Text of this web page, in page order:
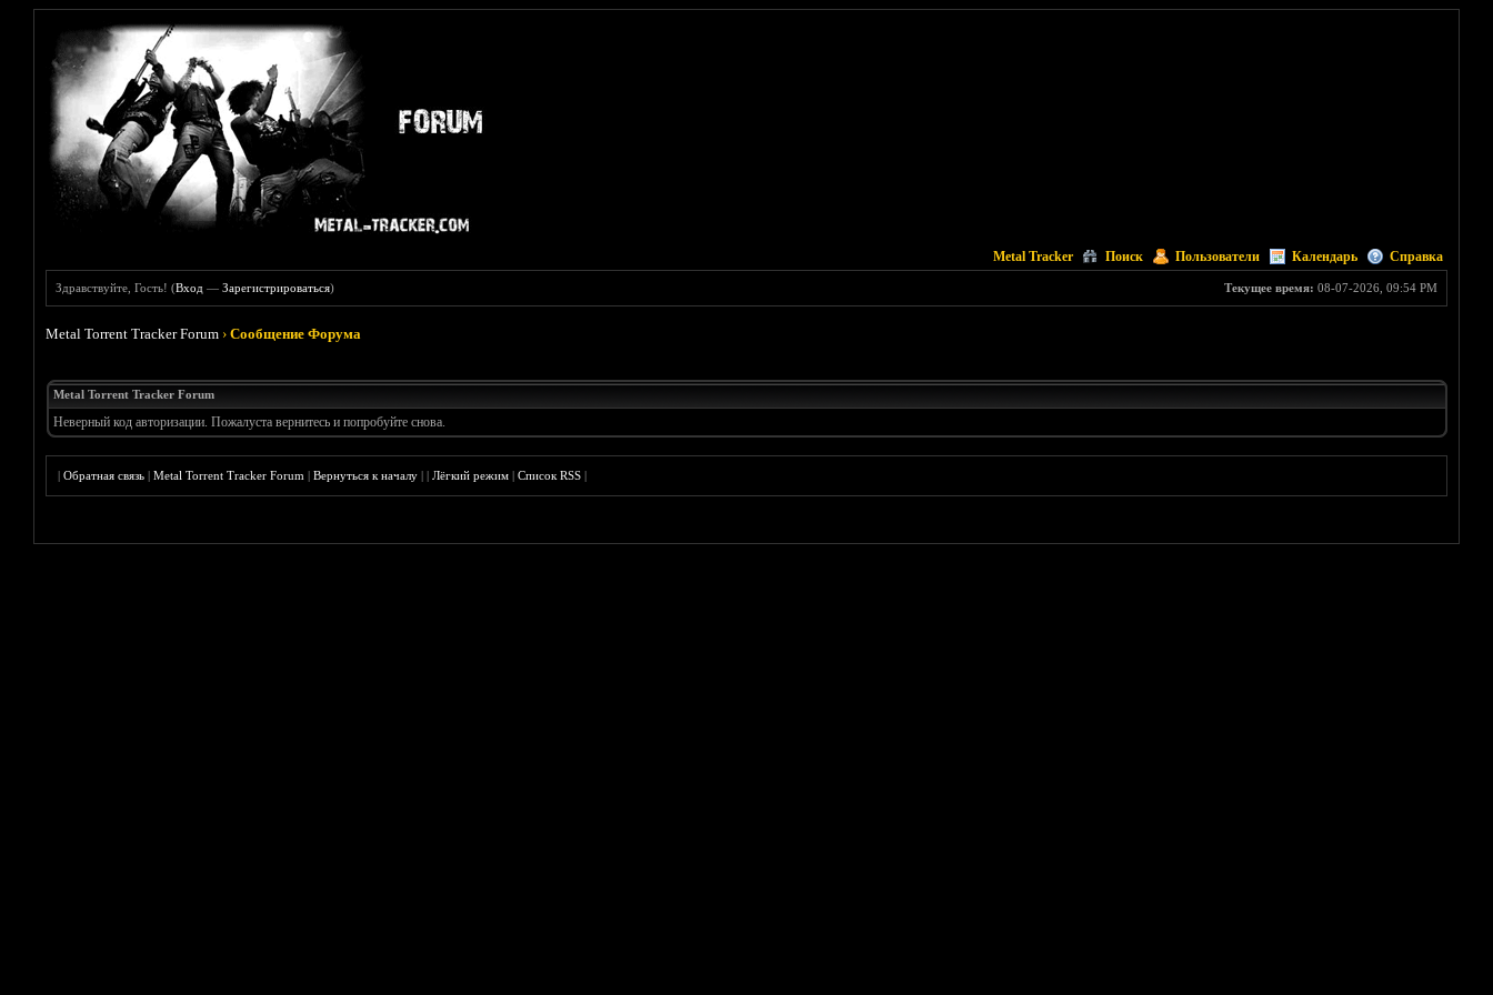
Metal Tracker Поиск Пользователи Календарь Справка
Текущее время: 08-07-2026, 09:54 PM
Здравствуйте, Гость! (Вход —Зарегистрироваться)
Metal Torrent Tracker Forum ›Сообщение Форума
Metal Torrent Tracker Forum
Неверный код авторизации. Пожалуста вернитесь и попробуйте снова.
|Обратная связь |Metal Torrent Tracker Forum |Вернуться к началу ||Лёгкий режим |Список RSS |